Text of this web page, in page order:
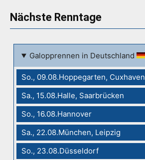
Nächste Renntage
Galopprennen in Deutschland
So., 09.08.Hoppegarten, Cuxhaven
Sa., 15.08.Halle, Saarbrücken
So., 16.08.Hannover
Sa., 22.08.München, Leipzig
So., 23.08.Düsseldorf